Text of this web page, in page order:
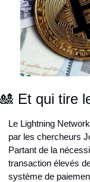
🎎 Et qui tire
Le Lightning
par les chercheurs
Partant de la
transaction élevés
système de